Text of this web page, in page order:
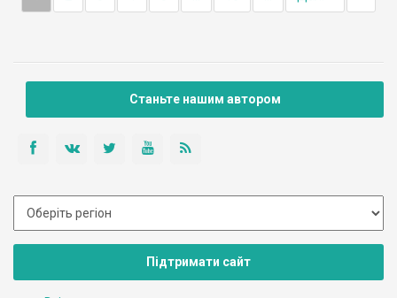
Станьте нашим автором
Підтримати сайт